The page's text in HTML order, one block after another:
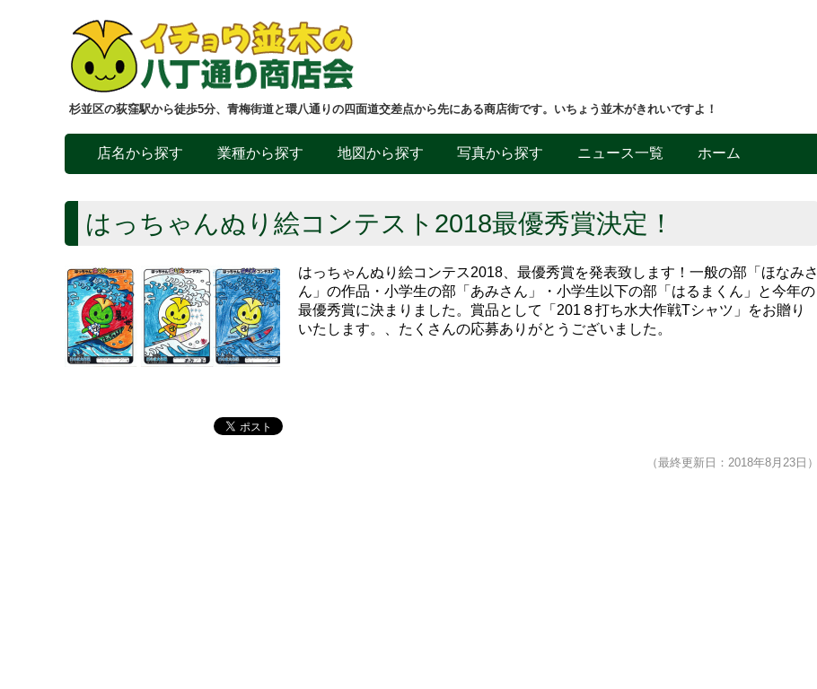
杉並区の荻窪駅から徒歩5分、青梅街道と環八通りの四面道交差点から先にある商店街です。いちょう並木がきれいですよ！
店名から探す 業種から探す 地図から探す 写真から探す ニュース一覧 ホーム
はっちゃんぬり絵コンテスト2018最優秀賞決定！
はっちゃんぬり絵コンテス2018、最優秀賞を発表致します！一般の部「ほなみさ
ん」の作品・小学生の部「あみさん」・小学生以下の部「はるまくん」と今年の
最優秀賞に決まりました。賞品として「201８打ち水大作戦Tシャツ」をお贈り
いたします。、たくさんの応募ありがとうございました。
（最終更新日：2018年8月23日）